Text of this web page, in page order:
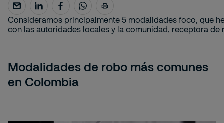
Consideramos principalmente 5 modalidades foco, que
con las autoridades locales y la comunidad, receptora de
Modalidades de robo más comunes
en Colombia